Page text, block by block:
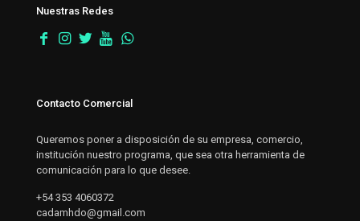
Nuestras Redes
Contacto Comercial
Queremos poner a disposición de su empresa, comercio,
institución nuestro programa, que sea otra herramienta de
comunicación para lo que desee.
+54 353 4060372
cadamhdo@gmail.com